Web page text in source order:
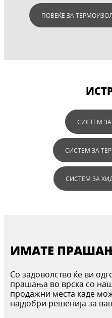
ПОВЕЌЕ ЗА
СИСТЕМ
СИСТЕМ ЗА
СИСТЕМ ЗА
ИМАТЕ
Со задоволство ќе ви
прашања во врска со
продажни места каде
најдобри решенија за